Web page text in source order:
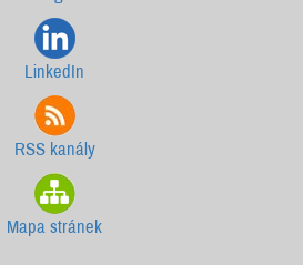
LinkedIn
RSS kanály
Mapa stránek